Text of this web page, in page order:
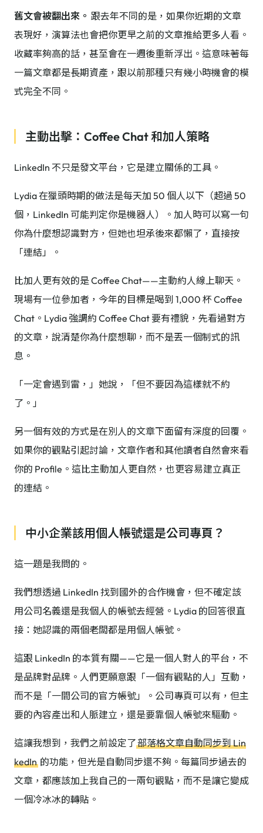
舊文會被翻出來。 跟去年不同的是，如果你近期的文章
表現好，演算法也會把你更早之前的文章推給更多人看。
收藏率夠高的話，甚至會在一週後重新浮出。這意味著每
一篇文章都是長期資產，跟以前那種只有幾小時機會的模
式完全不同。
主動出擊：Coffee Chat 和加人策略
LinkedIn 不只是發文平台，它是建立關係的工具。
Lydia 在獵頭時期的做法是每天加 50 個人以下（超過 50
個，LinkedIn 可能判定你是機器人）。加人時可以寫一句
你為什麼想認識對方，但她也坦承後來都懶了，直接按
「連結」。
比加人更有效的是 Coffee Chat——主動約人線上聊天。
現場有一位參加者，今年的目標是喝到 1,000 杯 Coffee
Chat。Lydia 強調約 Coffee Chat 要有禮貌，先看過對方
的文章，說清楚你為什麼想聊，而不是丟一個制式的訊
息。
「一定會遇到雷，」她說，「但不要因為這樣就不約
了。」
另一個有效的方式是在別人的文章下面留有深度的回覆。
如果你的觀點引起討論，文章作者和其他讀者自然會來看
你的 Profile。這比主動加人更自然，也更容易建立真正
的連結。
中小企業該用個人帳號還是公司專頁？
這一題是我問的。
我們想透過 LinkedIn 找到國外的合作機會，但不確定該
用公司名義還是我個人的帳號去經營。Lydia 的回答很直
接：她認識的兩個老闆都是用個人帳號。
這跟 LinkedIn 的本質有關——它是一個人對人的平台，不
是品牌對品牌。人們更願意跟「一個有觀點的人」互動，
而不是「一間公司的官方帳號」。公司專頁可以有，但主
要的內容產出和人脈建立，還是要靠個人帳號來驅動。
這讓我想到，我們之前設定了部落格文章自動同步到 Lin
kedIn 的功能，但光是自動同步還不夠。每篇同步過去的
文章，都應該加上我自己的一兩句觀點，而不是讓它變成
一個冷冰冰的轉貼。